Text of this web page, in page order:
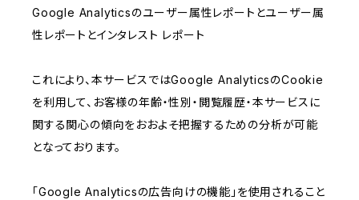
Google Analyticsのユーザー属性レポートとユーザー属
性レポートとインタレスト レポート
これにより、本サービスではGoogle AnalyticsのCookie
を利用して、お客様の年齢・性別・閲覧履歴・本サービスに
関する関心の傾向をおおよそ把握するための分析が可能
となっております。
「Google Analyticsの広告向けの機能」を使用されること